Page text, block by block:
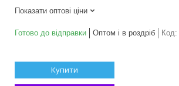
Показати оптові ціни
Готово до відправки Оптом і в роздріб Код:
Купити